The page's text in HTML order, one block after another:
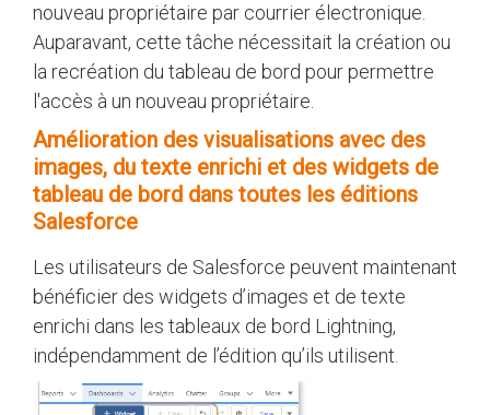
nouveau propriétaire par courrier électronique.
Auparavant, cette tâche nécessitait la création ou
la recréation du tableau de bord pour permettre
l'accès à un nouveau propriétaire.
Amélioration des visualisations avec des
images, du texte enrichi et des widgets de
tableau de bord dans toutes les éditions
Salesforce
Les utilisateurs de Salesforce peuvent maintenant
bénéficier des widgets d’images et de texte
enrichi dans les tableaux de bord Lightning,
indépendamment de l’édition qu’ils utilisent.